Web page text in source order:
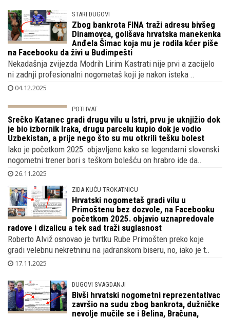
STARI DUGOVI
Zbog bankrota FINA traži adresu bivšeg
Dinamovca, golišava hrvatska manekenka
Anđela Šimac koja mu je rodila kćer piše
na Facebooku da živi u Budimpešti
Nekadašnja zvijezda Modrih Lirim Kastrati nije prvi a zacijelo
ni zadnji profesionalni nogometaš koji je nakon isteka ..
POTHVAT
Srečko Katanec gradi drugu vilu u Istri,
prvu je uknjižio dok je bio izbornik Iraka,
drugu parcelu kupio dok je vodio
Uzbekistan, a prije nego što su mu otkrili tešku bolest
Iako je početkom 2025. objavljeno kako se legendarni slovenski
nogometni trener bori s teškom bolešću on hrabro ide da..
26.11.2025
ZIDA KUĆU TROKATNICU
Hrvatski nogometaš gradi vilu u
Primoštenu bez dozvole, na Facebooku
početkom 2025. objavio uznapredovale
radove i dizalicu a tek sad traži suglasnost
Roberto Alviž osnovao je tvrtku Rube Primošten preko koje
gradi velebnu nekretninu na jadranskom biseru, no, iako je t..
17.11.2025
DUGOVI SVAGDANJI